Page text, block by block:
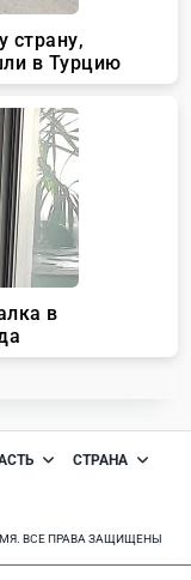
СТРАНА
ВСЕ ПРАВА ЗАЩИЩЕНЫ